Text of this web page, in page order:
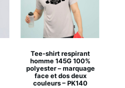
Tee-shirt respirant
homme 145G 100%
polyester – marquage
face et dos deux
couleurs – PK140